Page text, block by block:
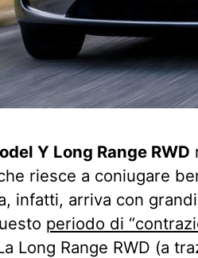
Y Long Range RWD
riesce a coniugare
infatti, arriva con
periodo di
Long Range RWD (a